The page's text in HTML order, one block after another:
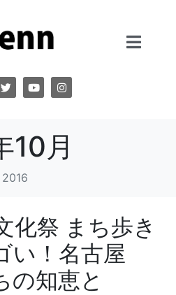
10月
化祭 まち歩き
い！名古屋
の知恵と